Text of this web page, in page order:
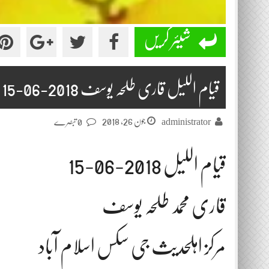
شیئر کریں
قیام اللیل قاری طلحہ یوسف 2018-06-15
administrator جون 26, 2018
قیام اللیل 2018-06-15
قاری محمد طلحہ یوسف
مرکز اہلحدیث جی سکس اسلام آباد